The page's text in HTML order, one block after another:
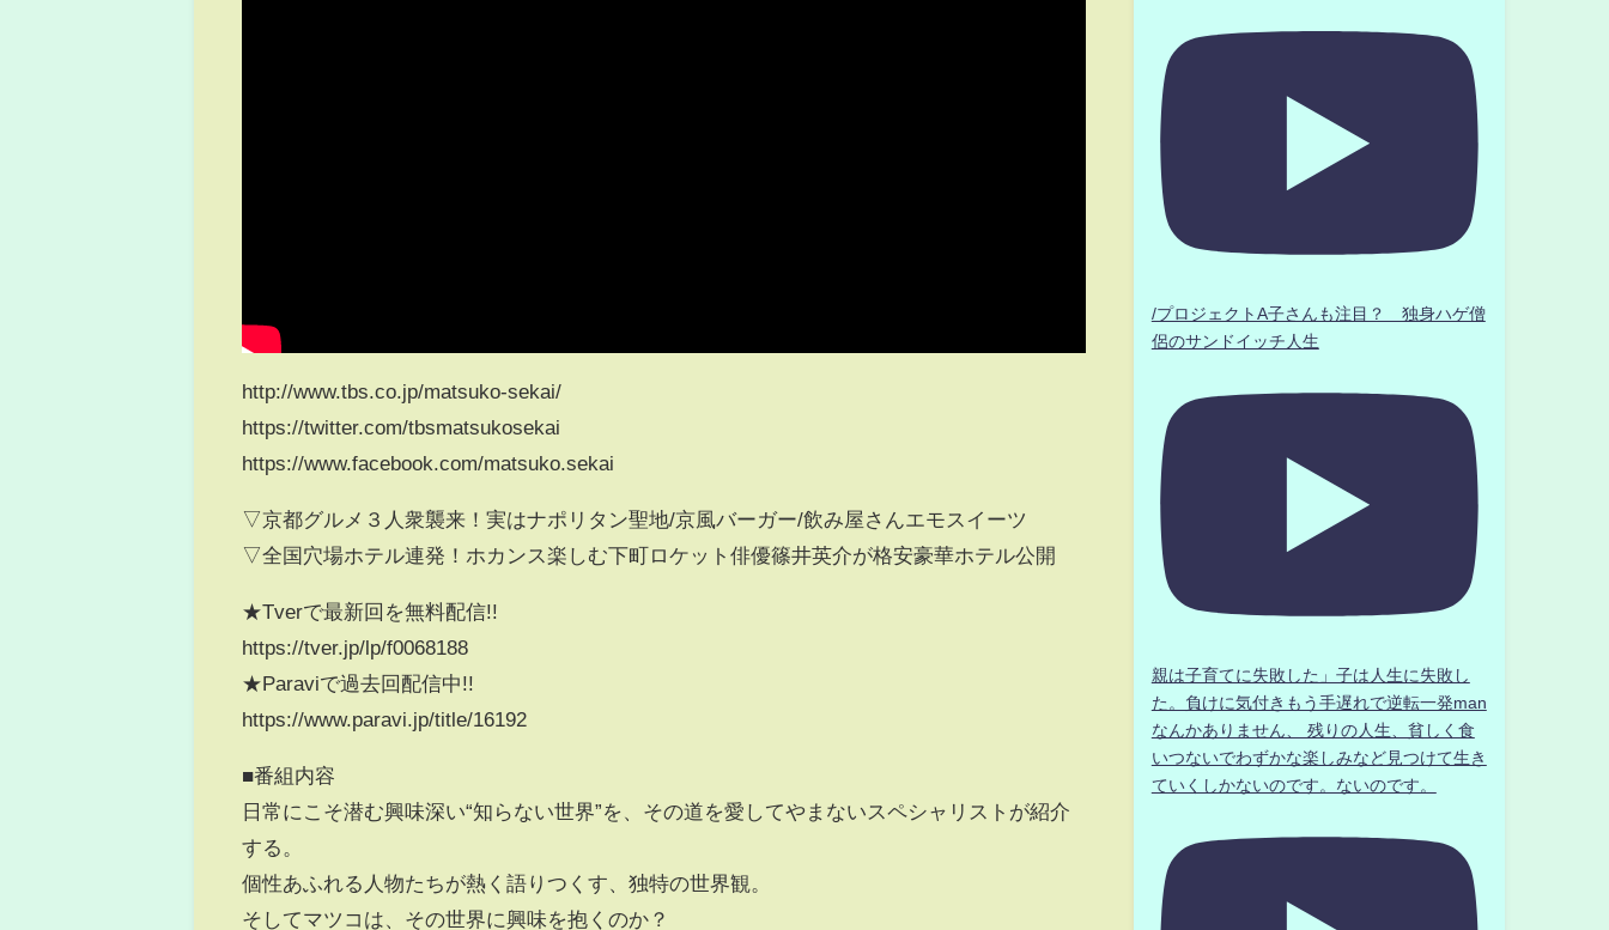
http://www.tbs.co.jp/matsuko-sekai/
https://twitter.com/tbsmatsukosekai
https://www.facebook.com/matsuko.sekai
▽京都グルメ３人衆襲来！実はナポリタン聖地/京風バーガー/飲み屋さんエモスイーツ
▽全国穴場ホテル連発！ホカンス楽しむ下町ロケット俳優篠井英介が格安豪華ホテル公開
★Tverで最新回を無料配信!!
https://tver.jp/lp/f0068188
★Paraviで過去回配信中!!
https://www.paravi.jp/title/16192
■番組内容
日常にこそ潜む興味深い“知らない世界”を、その道を愛してやまないスペシャリストが紹介
する。
個性あふれる人物たちが熱く語りつくす、独特の世界観。
そしてマツコは、その世界に興味を抱くのか？
/プロジェクトA子さんも注目？ 独身ハゲ僧
侶のサンドイッチ人生
親は子育てに失敗した」子は人生に失敗し
た。負けに気付きもう手遅れで逆転一発man
なんかありません、 残りの人生、貧しく食
いつないでわずかな楽しみなど見つけて生き
ていくしかないのです。ないのです。